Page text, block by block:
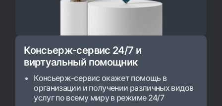
Консьерж-сервис 24/7 и
виртуальный помощник
Консьерж-сервис окажет помощь в
организации и получении различных видов
услуг по всему миру в режиме 24/7